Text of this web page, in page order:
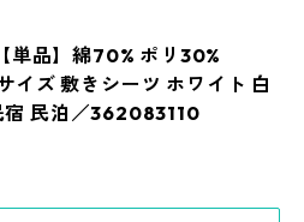
単品】綿70% ポリ30%
ズ 敷きシーツ ホワイト 白
宿 民泊／362083110